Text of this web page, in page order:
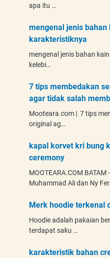
apa itu …
mengenal jenis bahan
karakteristiknya
mengenal jenis bahan
kelebi…
7 tips membedakan
agar tidak salah
Mooteara.com | 7 tips
original ag…
kapal korvet kri bung
ceremony
MOOTEARA.COM
Muhammad Ali dan Ny
Merk hoodie terkenal
Hoodie adalah pakaian
terdapat saku …
karakteristik bahan